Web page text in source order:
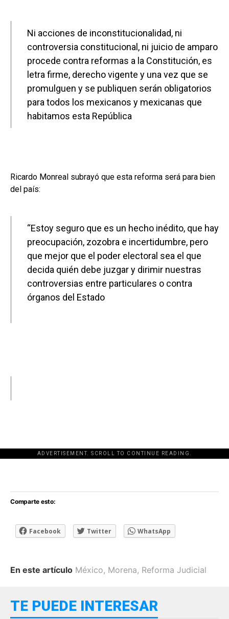
Ni acciones de inconstitucionalidad, ni
controversia constitucional, ni juicio de amparo
procede contra reformas a la Constitución, es
letra firme, derecho vigente y una vez que se
promulguen y se publiquen serán obligatorios
para todos los mexicanos y mexicanas que
habitamos esta República
Ricardo Monreal subrayó que esta reforma será para bien
del país:
“Estoy seguro que es un hecho inédito, que hay
preocupación, zozobra e incertidumbre, pero
que mejor que el poder electoral sea el que
decida quién debe juzgar y dirimir nuestras
controversias entre particulares o contra
órganos del Estado
ADVERTISEMENT. SCROLL TO CONTINUE READING.
[adsforwp id="243463"]
Comparte esto:
Facebook Twitter WhatsApp
En este artículo México, Morena, Reforma Judicial
TE PUEDE INTERESAR